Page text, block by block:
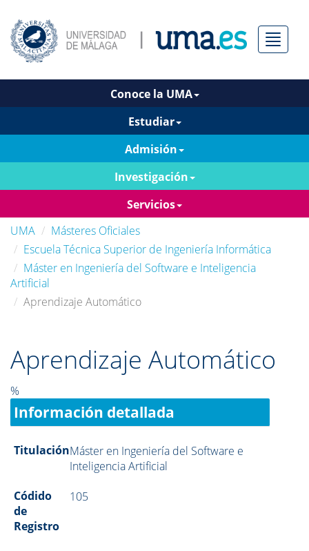
Menú
Conoce la UMA
Estudiar
Admisión
Investigación
Servicios
UMA
Másteres Oficiales
Escuela Técnica Superior de Ingeniería Informática
Máster en Ingeniería del Software e Inteligencia
Artificial
Aprendizaje Automático
Aprendizaje Automático
%
Información detallada
TitulaciónMáster en Ingeniería del Software e
Inteligencia Artificial
Códido
de
Registro
105